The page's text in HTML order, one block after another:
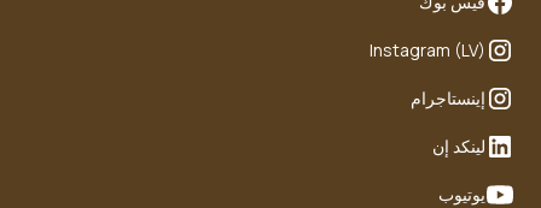
Instagram (LV)
إينستاجرام
لينكد إن
يوتيوب